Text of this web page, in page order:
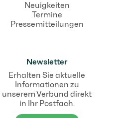
Neuigkeiten
Termine
Pressemitteilungen
Newsletter
Erhalten Sie aktuelle
Informationen zu
unserem Verbund direkt
in Ihr Postfach.